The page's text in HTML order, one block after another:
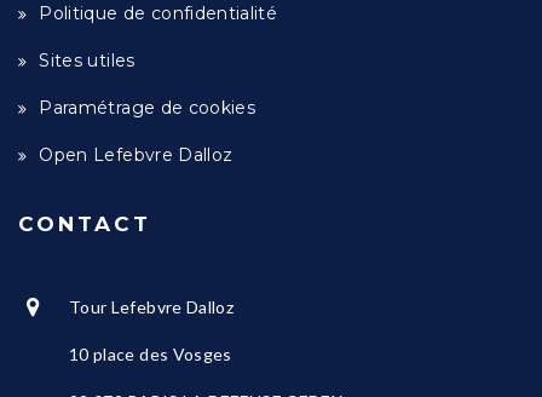
Politique de confidentialité
Sites utiles
Paramétrage de cookies
Open Lefebvre Dalloz
CONTACT
Tour Lefebvre Dalloz
10 place des Vosges